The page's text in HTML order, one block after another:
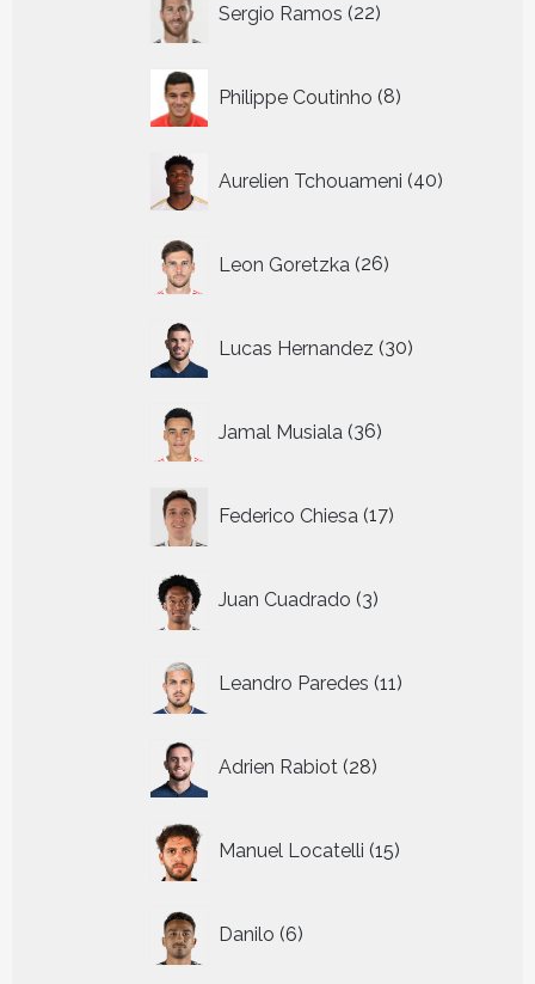
Sergio Ramos 22
producten
Philippe Coutinho 8
producten
Aurelien Tchouameni 40
producten
Leon Goretzka 26
producten
Lucas Hernandez 30
producten
Jamal Musiala 36
producten
Federico Chiesa 17
producten
Juan Cuadrado 3
producten
Leandro Paredes 11
producten
Adrien Rabiot 28
producten
Manuel Locatelli 15
producten
Danilo 6
producten